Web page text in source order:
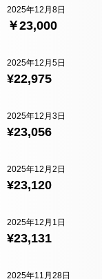
￥23,000
2025年12月8日
¥22,975
2025年12月5日
¥23,056
2025年12月3日
¥23,120
2025年12月2日
¥23,131
2025年12月1日
2025年11月28日